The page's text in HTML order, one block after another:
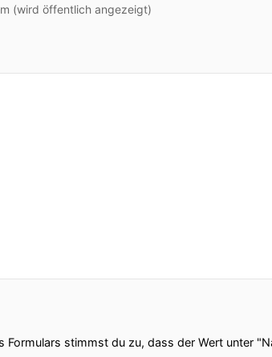
(wird öffentlich angezeigt)
Formulars stimmst du zu, dass der Wert unter